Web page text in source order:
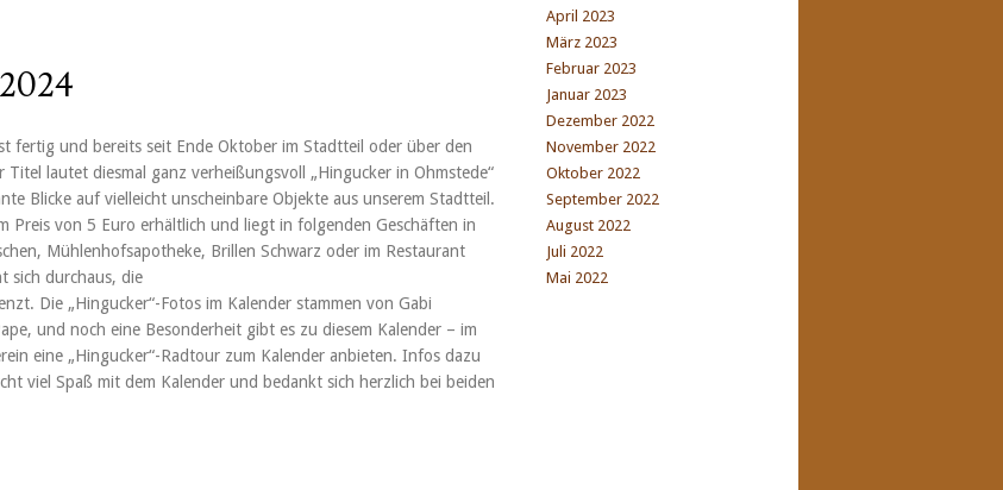
fertig und bereits seit Ende Oktober im Stadtteil oder über den
Titel lautet diesmal ganz verheißungsvoll „Hingucker in Ohmstede“
Blicke auf vielleicht unscheinbare Objekte aus unserem Stadtteil.
Preis von 5 Euro erhältlich und liegt in folgenden Geschäften in
Mühlenhofsapotheke, Brillen Schwarz oder im Restaurant
sich durchaus, die
Die „Hingucker“-Fotos im Kalender stammen von Gabi
und noch eine Besonderheit gibt es zu diesem Kalender – im
eine „Hingucker“-Radtour zum Kalender anbieten. Infos dazu
viel Spaß mit dem Kalender und bedankt sich herzlich bei beiden
April 2023
März 2023
Februar 2023
Januar 2023
Dezember 2022
November 2022
Oktober 2022
September 2022
August 2022
Juli 2022
Mai 2022